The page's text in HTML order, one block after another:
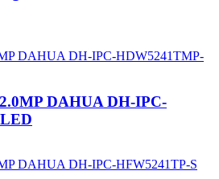
DAHUA DH-IPC-